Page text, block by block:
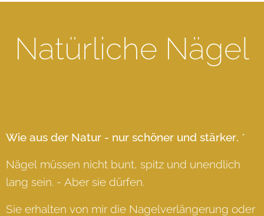
Natürliche Nägel
Wie aus der Natur - nur schöner und stärker. *
Nägel müssen nicht bunt, spitz und unendlich
lang sein. - Aber sie dürfen.
Sie erhalten von mir die Nagelverlängerung oder